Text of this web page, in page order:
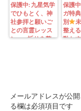
保護中: 九星気学
でひもとく、神
社参拝と願いご
との言霊レッス
ン—— 祈りを整
保護
ガ特
別
整え
動か
ーチ
メールアドレスが公
る欄は必須項目です